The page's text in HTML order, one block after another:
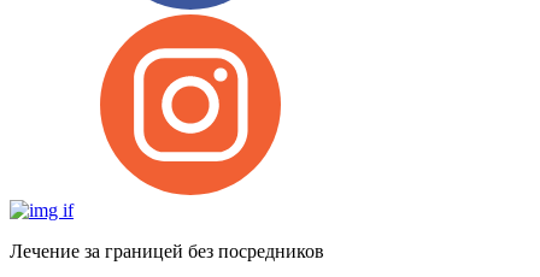
Лечение за границей без посредников